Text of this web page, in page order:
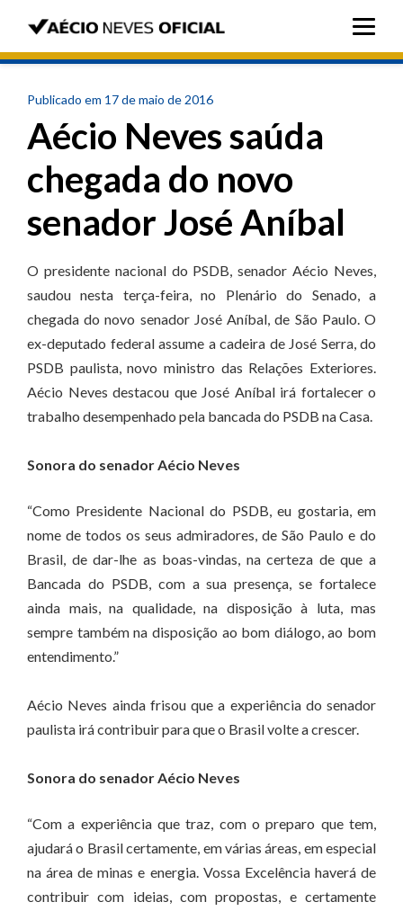
Publicado em 17 de maio de 2016
Aécio Neves saúda
chegada do novo
senador José Aníbal
O presidente nacional do PSDB, senador Aécio Neves,
saudou nesta terça-feira, no Plenário do Senado, a
chegada do novo senador José Aníbal, de São Paulo. O
ex-deputado federal assume a cadeira de José Serra, do
PSDB paulista, novo ministro das Relações Exteriores.
Aécio Neves destacou que José Aníbal irá fortalecer o
trabalho desempenhado pela bancada do PSDB na Casa.
Sonora do senador Aécio Neves
“Como Presidente Nacional do PSDB, eu gostaria, em
nome de todos os seus admiradores, de São Paulo e do
Brasil, de dar-lhe as boas-vindas, na certeza de que a
Bancada do PSDB, com a sua presença, se fortalece
ainda mais, na qualidade, na disposição à luta, mas
sempre também na disposição ao bom diálogo, ao bom
entendimento.”
Aécio Neves ainda frisou que a experiência do senador
paulista irá contribuir para que o Brasil volte a crescer.
Sonora do senador Aécio Neves
“Com a experiência que traz, com o preparo que tem,
ajudará o Brasil certamente, em várias áreas, em especial
na área de minas e energia. Vossa Excelência haverá de
contribuir com ideias, com propostas, e certamente